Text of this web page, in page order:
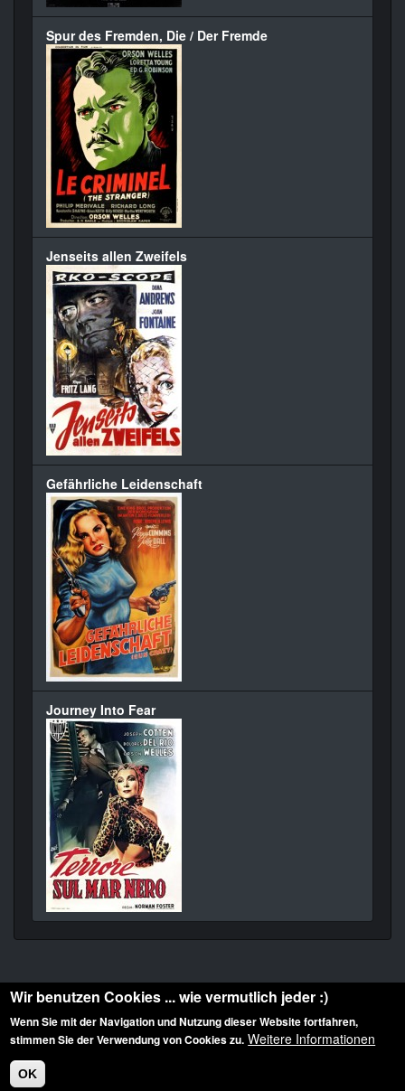
Spur des Fremden, Die / Der Fremde
Jenseits allen Zweifels
Gefährliche Leidenschaft
Journey Into Fear
Diese Website ist urheberrechtlich geschützt: © 2010-2026 der Film Noir de. Alle
Rechte vorbehalten.
Wir benutzen Cookies ... wie vermutlich jeder :)
Wenn Sie mit der Navigation und Nutzung dieser Website fortfahren,
stimmen Sie der Verwendung von Cookies zu. Weitere Informationen
OK